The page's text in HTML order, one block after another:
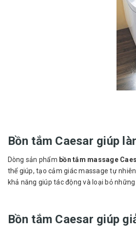
Bồn tắm Caesar giúp
Dòng sản phẩm bồn tắm massage
thể giúp, tạo cảm giác massage tự
khả năng giúp tác động và loại bỏ
Bồn tắm Caesar giúp